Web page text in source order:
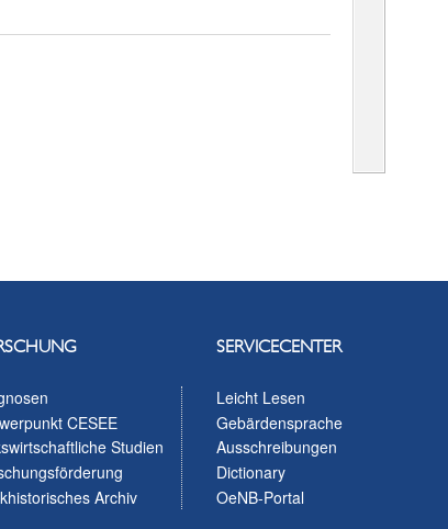
CESEE
Studien
Archiv
SERVICECENTER
Leicht Lesen
Gebärdensprache
Ausschreibungen
Dictionary
OeNB-Portal